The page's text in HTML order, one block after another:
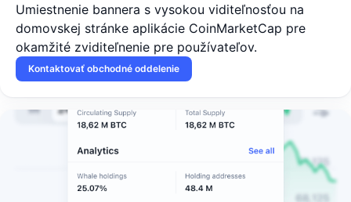
Umiestnenie bannera s vysokou viditeľnosťou na
domovskej stránke aplikácie CoinMarketCap pre
okamžité zviditeľnenie pre používateľov.
Kontaktovať obchodné oddelenie